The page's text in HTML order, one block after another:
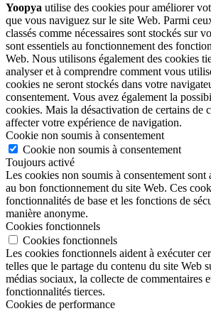
Yoopya utilise des cookies pour améliorer
que vous naviguez sur le site Web. Parmi
classés comme nécessaires sont stockés sur
sont essentiels au fonctionnement des
Web. Nous utilisons également des cookies
analyser et à comprendre comment vous
cookies ne seront stockés dans votre
consentement. Vous avez également la
cookies. Mais la désactivation de certains de
affecter votre expérience de navigation.
Cookie non soumis à consentement
Cookie non soumis à consentement
Toujours activé
Les cookies non soumis à consentement sont
au bon fonctionnement du site Web. Ces
fonctionnalités de base et les fonctions de
manière anonyme.
Cookies fonctionnels
Cookies fonctionnels
Les cookies fonctionnels aident à exécuter
telles que le partage du contenu du site Web
médias sociaux, la collecte de commentaires
fonctionnalités tierces.
Cookies de performance